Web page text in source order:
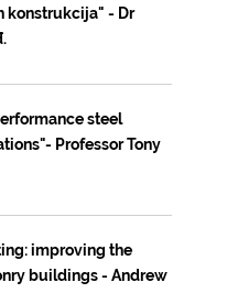
konstrukcija" - Dr
steel
Professor Tony
improving the
buildings - Andrew